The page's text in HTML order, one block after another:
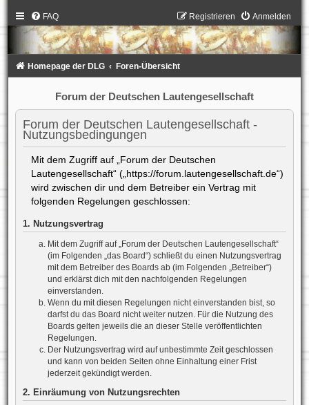
FAQ Anmelden
Registrieren
Homepage der DLG Foren-Übersicht
Forum der Deutschen Lautengesellschaft
Forum der Deutschen Lautengesellschaft -
Nutzungsbedingungen
Mit dem Zugriff auf „Forum der Deutschen
Lautengesellschaft“ („https://forum.lautengesellschaft.de“)
wird zwischen dir und dem Betreiber ein Vertrag mit
folgenden Regelungen geschlossen:
1. Nutzungsvertrag
Mit dem Zugriff auf „Forum der Deutschen Lautengesellschaft“
(im Folgenden „das Board“) schließt du einen Nutzungsvertrag
mit dem Betreiber des Boards ab (im Folgenden „Betreiber“)
und erklärst dich mit den nachfolgenden Regelungen
einverstanden.
Wenn du mit diesen Regelungen nicht einverstanden bist, so
darfst du das Board nicht weiter nutzen. Für die Nutzung des
Boards gelten jeweils die an dieser Stelle veröffentlichten
Regelungen.
Der Nutzungsvertrag wird auf unbestimmte Zeit geschlossen
und kann von beiden Seiten ohne Einhaltung einer Frist
jederzeit gekündigt werden.
2. Einräumung von Nutzungsrechten